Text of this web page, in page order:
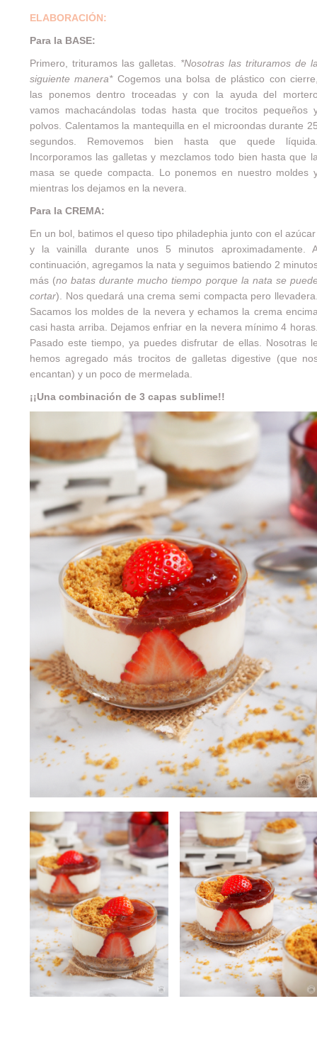
ELABORACIÓN:
Para la BASE:
Primero, trituramos las galletas. *Nosotras las trituramos de
siguiente manera*Cogemos una bolsa de plástico con
las ponemos dentro troceadas y con la ayuda del
vamos machacándolas todas hasta que trocitos pequeños
polvos. Calentamos la mantequilla en el microondas durante
segundos. Removemos bien hasta que quede
Incorporamos las galletas y mezclamos todo bien hasta que
masa se quede compacta. Lo ponemos en nuestro moldes
mientras los dejamos en la nevera.
Para la CREMA:
En un bol, batimos el queso tipo philadephia junto con el
y la vainilla durante unos 5 minutos aproximadamente.
continuación, agregamos la nata y seguimos batiendo 2
más (no batas durante mucho tiempo porque la nata se
cortar). Nos quedará una crema semi compacta pero
Sacamos los moldes de la nevera y echamos la crema
casi hasta arriba. Dejamos enfriar en la nevera mínimo 4
Pasado este tiempo, ya puedes disfrutar de ellas. Nosotras
hemos agregado más trocitos de galletas digestive (que
encantan) y un poco de mermelada.
¡¡Una combinación de 3 capas sublime!!